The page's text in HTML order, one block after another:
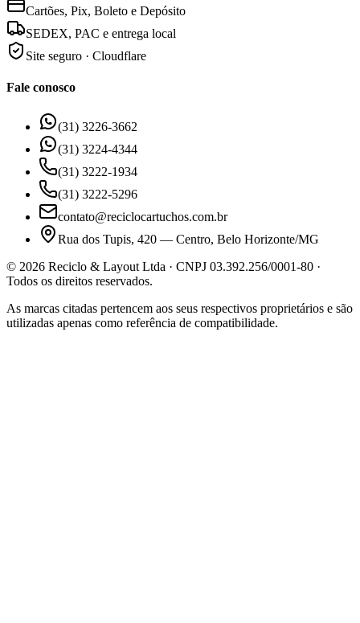
Cartões, Pix, Boleto e Depósito
SEDEX, PAC e entrega local
Site seguro · Cloudflare
Fale conosco
(31) 3226-3662
(31) 3224-4344
(31) 3222-1934
(31) 3222-5296
contato@reciclocartuchos.com.br
Rua dos Tupis, 420 — Centro, Belo Horizonte/MG
© 2026 Reciclo & Layout Ltda · CNPJ 03.392.256/0001-80 ·
Todos os direitos reservados.
As marcas citadas pertencem aos seus respectivos proprietários e são
utilizadas apenas como referência de compatibilidade.